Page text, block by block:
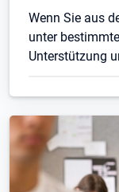
Wenn Sie aus
unter
Unterstützung